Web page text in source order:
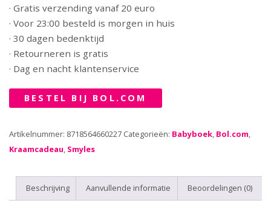
· Gratis verzending vanaf 20 euro
· Voor 23:00 besteld is morgen in huis
· 30 dagen bedenktijd
· Retourneren is gratis
· Dag en nacht klantenservice
BESTEL BIJ BOL.COM
Artikelnummer: 8718564660227 Categorieën: Babyboek, Bol.com,
Kraamcadeau, Smyles
Beschrijving Aanvullende informatie Beoordelingen (0)